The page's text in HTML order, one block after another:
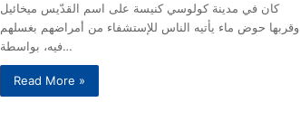
كان في مدينة كولوسي كنيسة على اسم القدّيس ميخائيل
وقربها حوض ماء يأتيه الناس للإستشفاء من أمراضهم بغسلهم
فيه، بواسطة…
Read More »